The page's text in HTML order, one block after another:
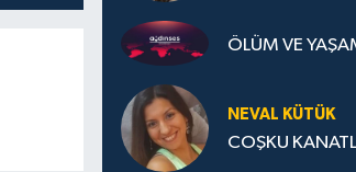
ÖLÜM VE
NEVAL KÜTÜK
COŞKU